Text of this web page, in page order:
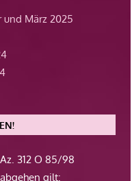
und März 2025
312 O 85/98
gilt: